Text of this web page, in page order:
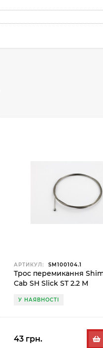
АРТИКУЛ: SM100104.1
Трос перемикання
Cab SH Slick ST 2.2 M
У НАЯВНОСТІ
43 грн.